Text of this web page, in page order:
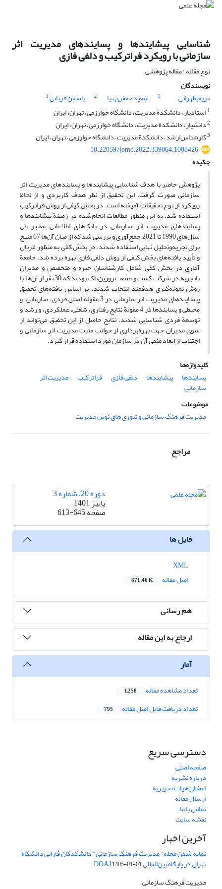
شناسایی پیشایندها و پسایندهای مدیریت اثر
سازمانی با رویکرد فراترکیب و دلفی فازی
نوع مقاله : مقاله پژوهشی
نویسندگان
مریم طهرانی
1 سعید جعفری نیا 2 یاسمن قربانی3
1استادیار، دانشکدة مدیریت، دانشگاه خوارزمی، تهران، ایران
2دانشیار، دانشکدة مدیریت، دانشگاه خوارزمی، تهران، ایران
3کارشناس‌ارشد، دانشکدة مدیریت، دانشگاه خوارزمی، تهران، ایران
10.22059/jomc.2022.339064.1008426
چکیده
پژوهش حاضر با هدف شناسایی پیشایندها و پسایندهای مدیریت اثر
سازمانی صورت گرفت. این تحقیق از نظر هدف کاربردی و از لحاظ
رویکرد از نوع تحقیقات آمیخته است. در بخش کیفی از روش فراترکیب
استفاده شد. به این منظور مطالعات انجام‌شده در زمینة پیشایندها و
پسایندهای مدیریت اثر سازمانی در بانک‌های اطلاعاتی معتبر طی
سال‌های 1990 تا 2021 جمع‌آوری و بررسی شد که از میان آن‌ها 67 منبع
برای تجزیه‌وتحلیل نهایی استفاده شدند. در بخش کمّی به منظور غربال
و تأیید یافته‌های بخش کیفی از روش دلفی فازی بهره برده شد. جامعة
آماری در بخش کمّی شامل کارشناسان خبره و متخصص و مدیران
باتجربه در شرکت کشت و صنعت روژین‌تاک بودند که 30 نفر از آن‌ها با
روش نمونه‌گیری هدفمند انتخاب شدند. بر اساس یافته‌های تحقیق
پیشایندهای مدیریت اثر سازمانی در 3 مقولة اصلی فردی، سازمانی، و
محیطی و پسایندها در 4 مقولة نتایج رفتاری، شغلی، عملکردی، و رشد و
توسعة فردی شناسایی شدند. نتایج حاصل از این تحقیق می‌تواند از
سوی مدیران جهت بهره‌برداری از جوانب مثبت مدیریت اثر سازمانی و
اجتناب از ابعاد منفی آن در سازمان مورد استفاده قرار گیرد.
کلیدواژه‌ها
پسایندها
پیشایندها دلفی فازی فراترکیب مدیریت اثر
سازمانی
موضوعات
مدیریت فرهنگ سازمانی و تئوری های نوین مدیریت
مراجع
دوره 20، شماره 3
پاییز 1401
صفحه613-645
فایل ها
اصل مقاله
871.46 K
هم رسانی
ارجاع به این مقاله
آمار
تعداد مشاهده مقاله 1,258
تعداد دریافت فایل اصل مقاله 795
دسترسی سریع
صفحه اصلی
درباره نشریه
اعضای هیات تحریریه
ارسال مقاله
تماس با ما
نقشه سایت
آخرین اخبار
نمایه شدن مجله" مدیریت فرهنگ سازمانی" دانشکدگان فارابی دانشگاه
تهران در پایگاه بین‌المللی DOAJ1405-01-01
مدیریت فرهنگ سازمانی